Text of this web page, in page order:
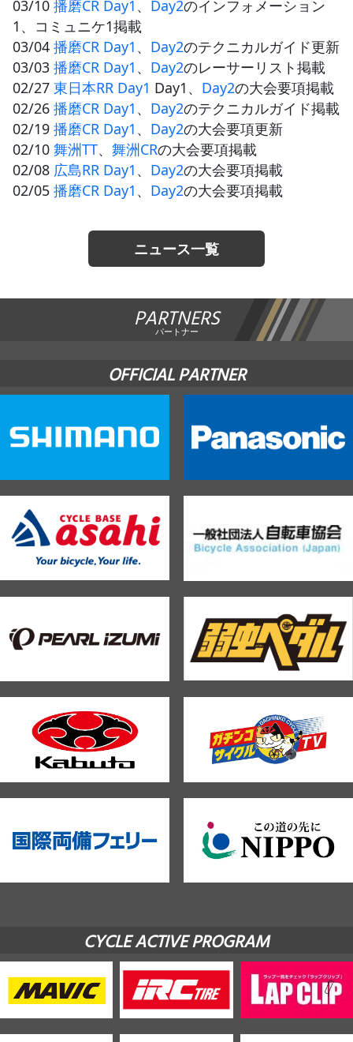
03/10 播磨CR Day1 、 Day2のインフォメーション
1、コミュニケ1掲載
03/04 播磨CR Day1 、 Day2のテクニカルガイド更新
03/03 播磨CR Day1 、 Day2のレーサーリスト掲載
02/27 東日本RR Day1 Day1、 Day2の大会要項掲載
02/26 播磨CR Day1 、 Day2のテクニカルガイド掲載
02/19 播磨CR Day1 、 Day2の大会要項更新
02/10 舞洲TT、 舞洲CRの大会要項掲載
02/08 広島RR Day1 、 Day2の大会要項掲載
02/05 播磨CR Day1 、 Day2の大会要項掲載
ニュース一覧
PARTNERS
パートナー
OFFICIAL PARTNER
CYCLE ACTIVE PROGRAM